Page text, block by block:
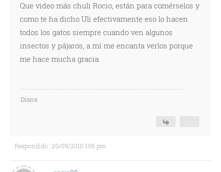
Que video más chuli Rocio, están para comérselos y
como te ha dicho Uli efectivamente eso lo hacen
todos los gatos siempre cuando ven algunos
insectos y pájaros, a mí me encanta verlos porque
me hace mucha gracia.
Diana
Respondido : 20/09/2010 1:06 pm